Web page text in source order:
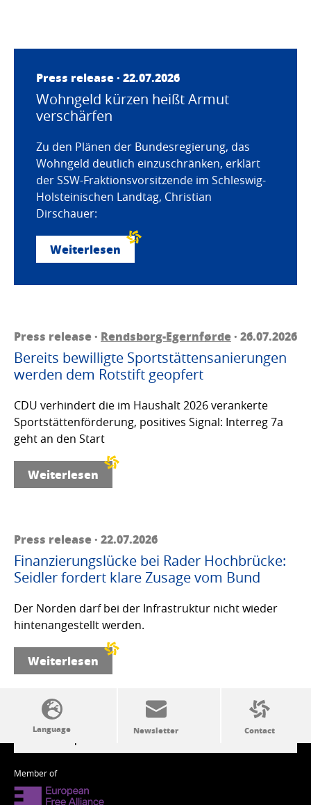
Press release · 22.07.2026
Wohngeld kürzen heißt Armut
verschärfen
Zu den Plänen der Bundesregierung, das
Wohngeld deutlich einzuschränken, erklärt
der SSW-Fraktionsvorsitzende im Schleswig-
Holsteinischen Landtag, Christian
Dirschauer:
Weiterlesen
Press release · Rendsborg-Egernførde· 26.07.2026
Bereits bewilligte Sportstättensanierungen
werden dem Rotstift geopfert
CDU verhindert die im Haushalt 2026 verankerte
Sportstättenförderung, positives Signal: Interreg 7a
geht an den Start
Weiterlesen
Press release · 22.07.2026
Finanzierungslücke bei Rader Hochbrücke:
Seidler fordert klare Zusage vom Bund
Der Norden darf bei der Infrastruktur nicht wieder
hintenangestellt werden.
Weiterlesen
SSW politics from A to Z
Member of